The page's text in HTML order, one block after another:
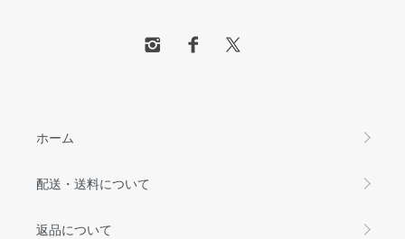
ホーム
配送・送料について
返品について